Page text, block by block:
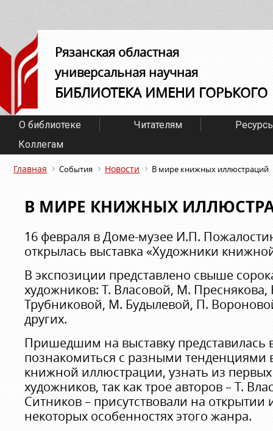
Рязанская областная
универсальная научная
БИБЛИОТЕКА ИМЕНИ ГОРЬКОГО
О библиотеке Читателям
Коллегам
Главная События Новости В мире книжных иллюстраций
В МИРЕ КНИЖНЫХ
16 февраля в Доме-музее И.П.
открылась выставка «Художники
В экспозиции представлено свыше
художников: Т. Власовой, М.
Трубниковой, М. Будылевой, П.
других.
Пришедшим на выставку представилась
познакомиться с разными тенденциями
книжной иллюстрации, узнать из первых
художников, так как трое авторов – Т.
Ситников – присутствовали на открытии
некоторых особенностях этого жанра.